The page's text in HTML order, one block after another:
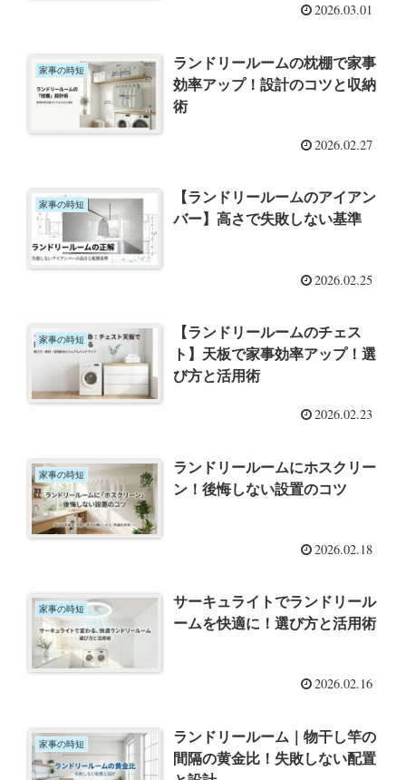
2026.03.01
家事の時短
ランドリールームの枕棚で家事
効率アップ！設計のコツと収納
術
2026.02.27
家事の時短
【ランドリールームのアイアン
バー】高さで失敗しない基準
2026.02.25
家事の時短
【ランドリールームのチェス
ト】天板で家事効率アップ！選
び方と活用術
2026.02.23
家事の時短
ランドリールームにホスクリー
ン！後悔しない設置のコツ
2026.02.18
家事の時短
サーキュライトでランドリール
ームを快適に！選び方と活用術
2026.02.16
家事の時短
ランドリールーム｜物干し竿の
間隔の黄金比！失敗しない配置